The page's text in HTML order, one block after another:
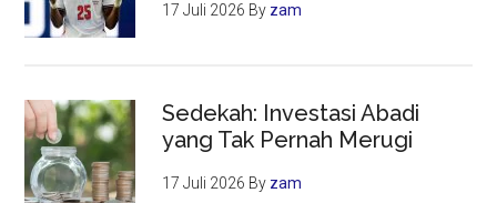
17 Juli 2026 By zam
Sedekah: Investasi Abadi
yang Tak Pernah Merugi
17 Juli 2026 By zam